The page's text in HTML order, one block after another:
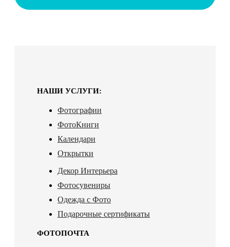
НАШИ УСЛУГИ:
Фотографии
ФотоКниги
Календари
Открытки
Декор Интерьера
Фотосувениры
Одежда с Фото
Подарочные сертификаты
ФОТОПОЧТА